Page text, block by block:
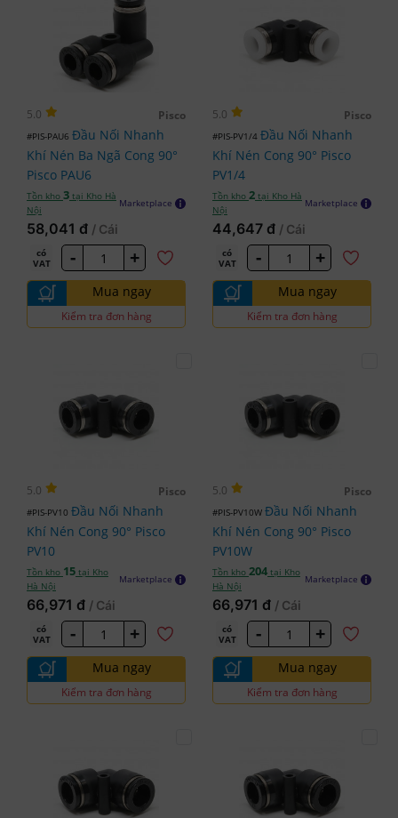
5.0 Pisco
#PIS-PAU6 Đầu Nối Nhanh
Khí Nén Ba Ngã Cong 90°
Pisco PAU6
Tồn kho 3 tại Kho Hà
Nội
Marketplace
58,041 đ / Cái
có
VAT
- +
Mua ngay
Kiểm tra đơn hàng
5.0 Pisco
#PIS-PV1/4 Đầu Nối Nhanh
Khí Nén Cong 90° Pisco
PV1/4
Tồn kho 2 tại Kho Hà
Nội
Marketplace
44,647 đ / Cái
có
VAT
- +
Mua ngay
Kiểm tra đơn hàng
5.0 Pisco
#PIS-PV10 Đầu Nối Nhanh
Khí Nén Cong 90° Pisco
PV10
Tồn kho 15 tại Kho
Hà Nội
Marketplace
66,971 đ / Cái
có
VAT
- +
Mua ngay
Kiểm tra đơn hàng
5.0 Pisco
#PIS-PV10W Đầu Nối Nhanh
Khí Nén Cong 90° Pisco
PV10W
Tồn kho 204 tại Kho
Hà Nội
Marketplace
66,971 đ / Cái
có
VAT
- +
Mua ngay
Kiểm tra đơn hàng